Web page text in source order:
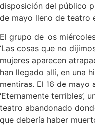
disposición del público
de mayo lleno de teatro
El grupo de los
‘Las cosas que no
mujeres aparecen
han llegado allí, en una
mentiras. El 16 de mayo
‘Eternamente terribles’,
teatro abandonado
que debería haber